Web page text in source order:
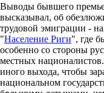
Выводы бывшего
высказывал, об
трудовой эмиграции -
"Население Риги", где
особенно со стороны
местных
иного выхода, чтобы
национальном